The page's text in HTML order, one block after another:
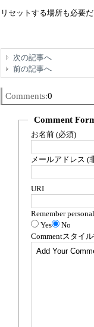
リセットする場所も必要
次の記事へ
前の記事へ
Comments:0
Comment
お名前 (必須)
メールアドレス (
URI
Remember
Yes
No
Commentスタイ